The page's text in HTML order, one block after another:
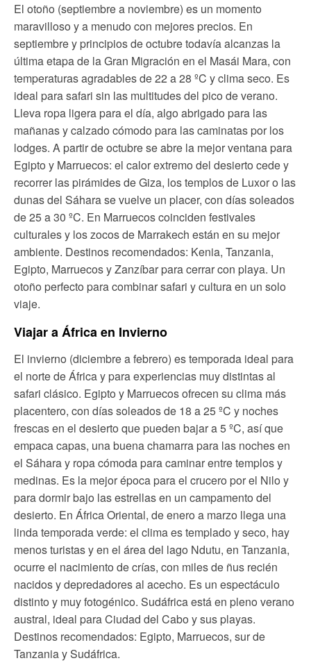
El otoño (septiembre a noviembre) es un momento
maravilloso y a menudo con mejores precios. En
septiembre y principios de octubre todavía alcanzas la
última etapa de la Gran Migración en el Masái Mara, con
temperaturas agradables de 22 a 28 ºC y clima seco. Es
ideal para safari sin las multitudes del pico de verano.
Lleva ropa ligera para el día, algo abrigado para las
mañanas y calzado cómodo para las caminatas por los
lodges. A partir de octubre se abre la mejor ventana para
Egipto y Marruecos: el calor extremo del desierto cede y
recorrer las pirámides de Giza, los templos de Luxor o las
dunas del Sáhara se vuelve un placer, con días soleados
de 25 a 30 ºC. En Marruecos coinciden festivales
culturales y los zocos de Marrakech están en su mejor
ambiente. Destinos recomendados: Kenia, Tanzania,
Egipto, Marruecos y Zanzíbar para cerrar con playa. Un
otoño perfecto para combinar safari y cultura en un solo
viaje.
Viajar a África en Invierno
El invierno (diciembre a febrero) es temporada ideal para
el norte de África y para experiencias muy distintas al
safari clásico. Egipto y Marruecos ofrecen su clima más
placentero, con días soleados de 18 a 25 ºC y noches
frescas en el desierto que pueden bajar a 5 ºC, así que
empaca capas, una buena chamarra para las noches en
el Sáhara y ropa cómoda para caminar entre templos y
medinas. Es la mejor época para el crucero por el Nilo y
para dormir bajo las estrellas en un campamento del
desierto. En África Oriental, de enero a marzo llega una
linda temporada verde: el clima es templado y seco, hay
menos turistas y en el área del lago Ndutu, en Tanzania,
ocurre el nacimiento de crías, con miles de ñus recién
nacidos y depredadores al acecho. Es un espectáculo
distinto y muy fotogénico. Sudáfrica está en pleno verano
austral, ideal para Ciudad del Cabo y sus playas.
Destinos recomendados: Egipto, Marruecos, sur de
Tanzania y Sudáfrica.